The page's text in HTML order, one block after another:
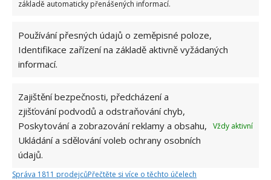
základě automaticky přenášených informací.
Používání přesných údajů o zeměpisné poloze,
Identifikace zařízení na základě aktivně vyžádaných
informací.
Zajištění bezpečnosti, předcházení a
zjišťování podvodů a odstraňování chyb,
Poskytování a zobrazování reklamy a obsahu,
Ukládání a sdělování voleb ochrany osobních
údajů.
Vždy aktivní
Správa 1811 prodejcůPřečtěte si více o těchto účelech